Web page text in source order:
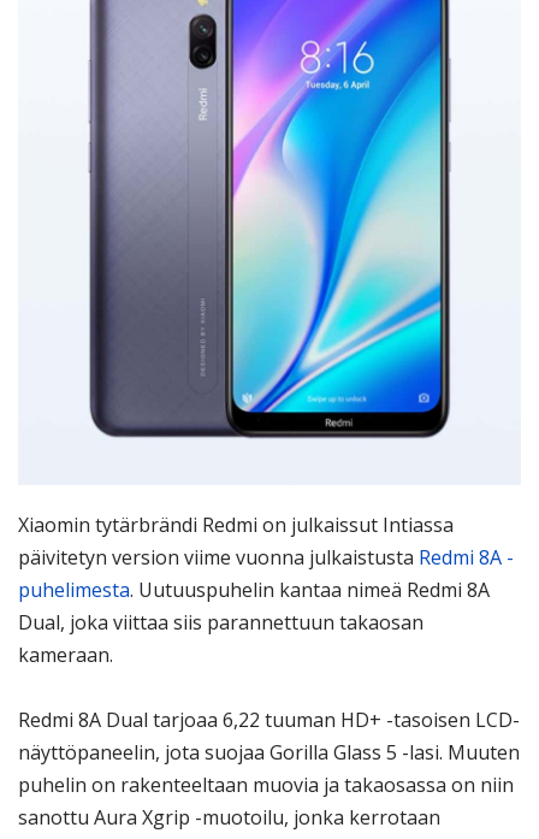
Xiaomin tytärbrändi Redmi on julkaissut Intiassa
päivitetyn version viime vuonna julkaistusta Redmi 8A -
puhelimesta. Uutuuspuhelin kantaa nimeä Redmi 8A
Dual, joka viittaa siis parannettuun takaosan
kameraan.
Redmi 8A Dual tarjoaa 6,22 tuuman HD+ -tasoisen LCD-
näyttöpaneelin, jota suojaa Gorilla Glass 5 -lasi. Muuten
puhelin on rakenteeltaan muovia ja takaosassa on niin
sanottu Aura Xgrip -muotoilu, jonka kerrotaan